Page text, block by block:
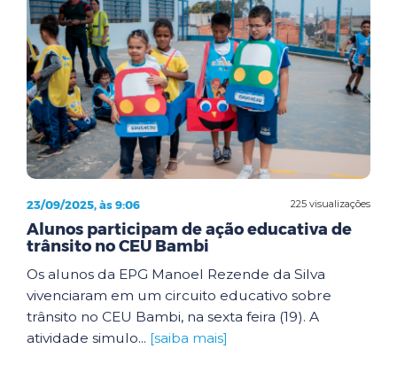
225 visualizações
23/09/2025, às 9:06
Alunos participam de ação educativa de
trânsito no CEU Bambi
Os alunos da EPG Manoel Rezende da Silva
vivenciaram em um circuito educativo sobre
trânsito no CEU Bambi, na sexta feira (19). A
atividade simulo... [saiba mais]